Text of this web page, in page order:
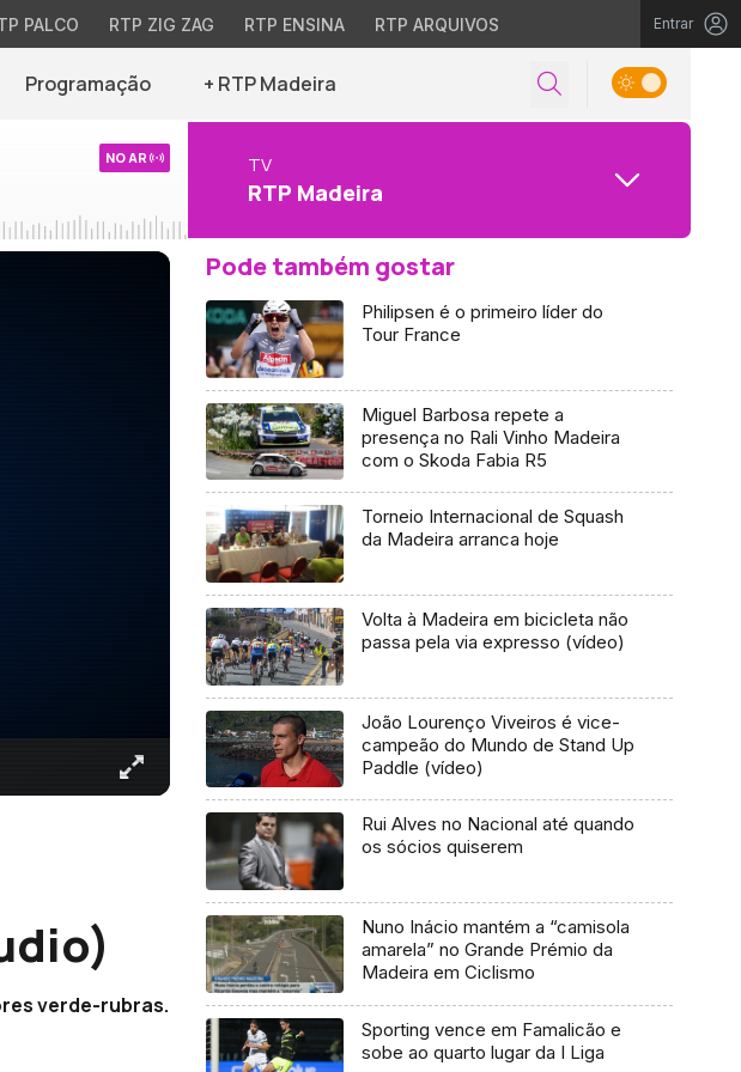
PALCO RTP ZIG ZAG RTP ENSINA RTP ARQUIVOS Entrar
Programação + RTP Madeira
NO AR TV
RTP Madeira
verde-rubras.
Pode também gostar
Philipsen é o primeiro líder do
Tour France
Miguel Barbosa repete a
presença no Rali Vinho Madeira
com o Skoda Fabia R5
Torneio Internacional de Squash
da Madeira arranca hoje
Volta à Madeira em bicicleta não
passa pela via expresso (vídeo)
João Lourenço Viveiros é vice-
campeão do Mundo de Stand Up
Paddle (vídeo)
Rui Alves no Nacional até quando
os sócios quiserem
Nuno Inácio mantém a “camisola
amarela” no Grande Prémio da
Madeira em Ciclismo
Sporting vence em Famalicão e
sobe ao quarto lugar da I Liga